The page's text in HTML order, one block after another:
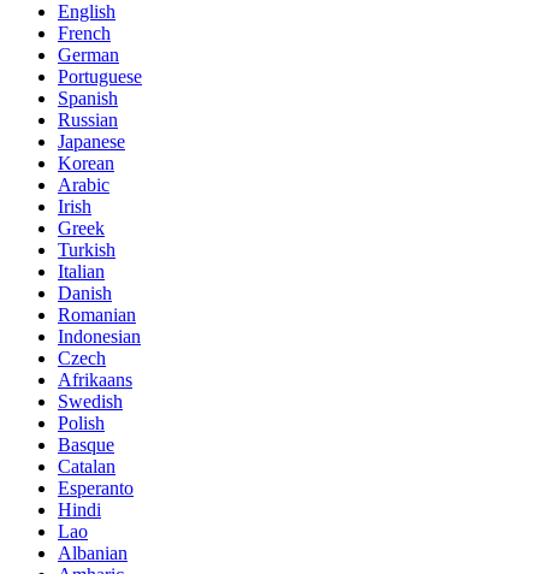
English
French
German
Portuguese
Spanish
Russian
Japanese
Korean
Arabic
Irish
Greek
Turkish
Italian
Danish
Romanian
Indonesian
Czech
Afrikaans
Swedish
Polish
Basque
Catalan
Esperanto
Hindi
Lao
Albanian